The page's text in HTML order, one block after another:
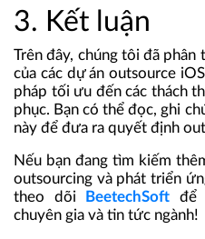
3. Kết luận
Trên đây, chúng tôi đã phân
của các dự án outsource
pháp tối ưu đến các thách
phục. Bạn có thể đọc, ghi
này để đưa ra quyết định
Nếu bạn đang tìm kiếm
outsourcing và phát triển
theo dõi
BeetechSoft để
chuyên gia và tin tức ngành!